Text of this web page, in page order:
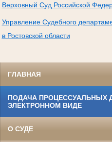
Верховный Суд Российской
Управление Судебного
в Ростовской области
ГЛАВНАЯ
ПОДАЧА ПРОЦЕССУАЛЬНЫХ
ЭЛЕКТРОННОМ ВИДЕ
О СУДЕ